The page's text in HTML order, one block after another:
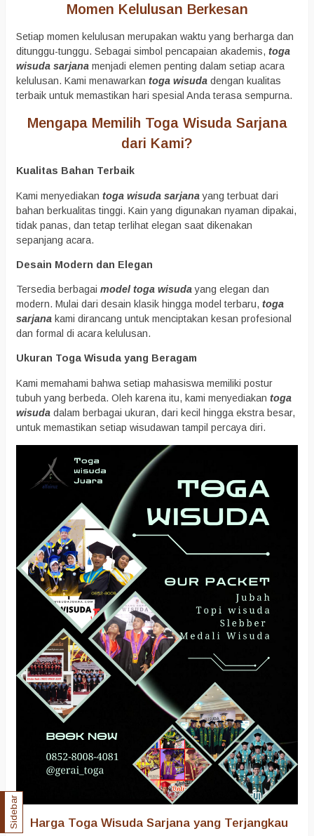
Momen Kelulusan Berkesan
Setiap momen kelulusan merupakan waktu yang berharga dan
ditunggu-tunggu. Sebagai simbol pencapaian akademis, toga
wisuda sarjana menjadi elemen penting dalam setiap acara
kelulusan. Kami menawarkan toga wisuda dengan kualitas
terbaik untuk memastikan hari spesial Anda terasa sempurna.
Mengapa Memilih Toga Wisuda Sarjana
dari Kami?
Kualitas Bahan Terbaik
Kami menyediakan toga wisuda sarjanayang terbuat dari
bahan berkualitas tinggi. Kain yang digunakan nyaman dipakai,
tidak panas, dan tetap terlihat elegan saat dikenakan
sepanjang acara.
Desain Modern dan Elegan
Tersedia berbagai model toga wisudayang elegan dan
modern. Mulai dari desain klasik hingga model terbaru, toga
sarjana kami dirancang untuk menciptakan kesan profesional
dan formal di acara kelulusan.
Ukuran Toga Wisuda yang Beragam
Kami memahami bahwa setiap mahasiswa memiliki postur
tubuh yang berbeda. Oleh karena itu, kami menyediakan toga
wisuda dalam berbagai ukuran, dari kecil hingga ekstra besar,
untuk memastikan setiap wisudawan tampil percaya diri.
Harga Toga Wisuda Sarjana yang Terjangkau
Sidebar